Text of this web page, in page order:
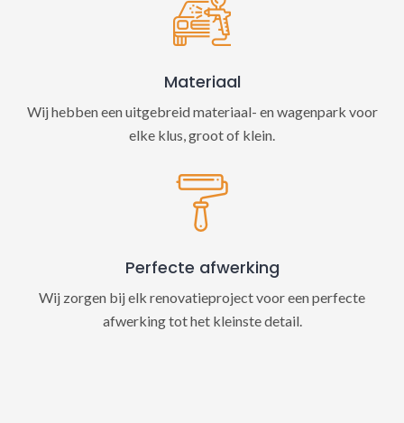
Materiaal
Wij hebben een uitgebreid materiaal- en wagenpark voor
elke klus, groot of klein.
Perfecte afwerking
Wij zorgen bij elk renovatieproject voor een perfecte
afwerking tot het kleinste detail.